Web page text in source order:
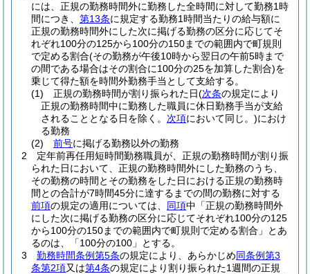
には、正規の勤務時間外に勤務した全時間に対して勤務1時
間につき、 第13条に規定する勤務1時間当たりの給与額に
正規の勤務時間外にした次に掲げる勤務の区分に応じてそ
れぞれ100分の125から100分の150までの範囲内で町規則
で定める割合(その勤務が午後10時から翌日の午前5時まで
の間である場合はその割合に100分の25を加算した割合)を
乗じて得た額を時間外勤務手当として支給する。
(1)
正規の勤務時間が割り振られた日(次条の規定により
正規の勤務時間中に勤務した職員に休日勤務手当が支給
されることとなる日を除く。 次項において同じ。)におけ
る勤務
(2)
前号に掲げる勤務以外の勤務
2
定年前再任用短時間勤務職員が、正規の勤務時間が割り振
られた日において、正規の勤務時間外にした勤務のうち、
その勤務の時間とその勤務をした日における正規の勤務時
間との合計が7時間45分に達するまでの間の勤務に対する
前項の規定の適用については、 同項中「正規の勤務時間外
にした次に掲げる勤務の区分に応じてそれぞれ100分の125
から100分の150までの範囲内で町規則で定める割合」とあ
るのは、「100分の100」とする。
3
勤務時間条例第5条の規定により、あらかじめ同条例第3
条第2項又は第4条の規定により割り振られた1週間の正規